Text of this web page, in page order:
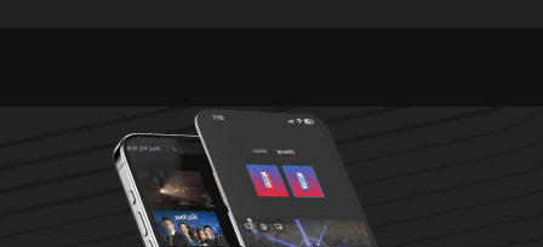
بملاحقتهم ونفّذ عمليات
دهم لتوقيفهم فأُفرج عن
العسكريّ المخطوف
والوحدات المختصة تعمل
على توقيف الخاطفين